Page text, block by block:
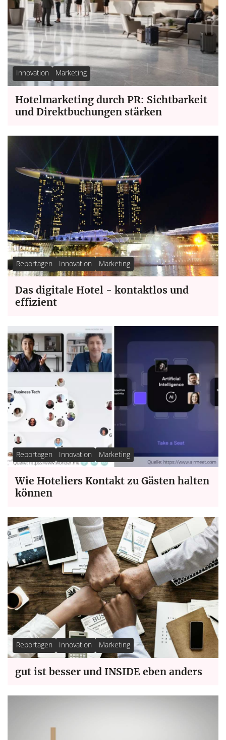
Innovation Marketing
Hotelmarketing durch PR: Sichtbarkeit
und Direktbuchungen stärken
Reportagen Innovation Marketing
Das digitale Hotel - kontaktlos und
effizient
Reportagen Innovation Marketing
Wie Hoteliers Kontakt zu Gästen halten
können
Reportagen Innovation Marketing
gut ist besser und INSIDE eben anders